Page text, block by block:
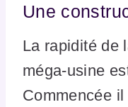
Une
La rapidité de
méga-usine
Commencée